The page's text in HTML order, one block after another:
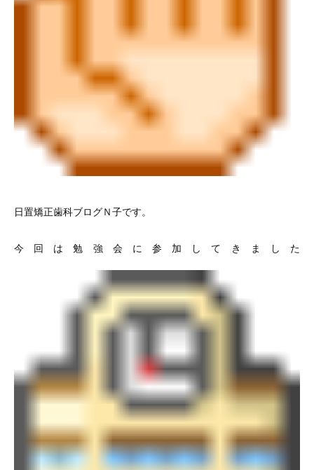
日置矯正歯科ブログＮ子です。
今回は勉強会に参加してきました